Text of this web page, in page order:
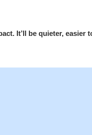
It’ll be quieter, easier